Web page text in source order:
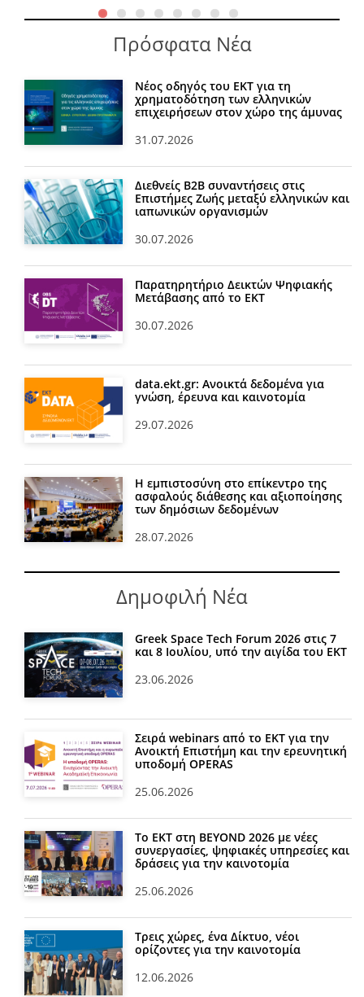
Πρόσφατα Νέα
Νέος οδηγός του ΕΚΤ για τη
χρηματοδότηση των ελληνικών
επιχειρήσεων στον χώρο της άμυνας
31.07.2026
Διεθνείς Β2Β συναντήσεις στις
Επιστήμες Ζωής μεταξύ ελληνικών και
ιαπωνικών οργανισμών
30.07.2026
Παρατηρητήριο Δεικτών Ψηφιακής
Μετάβασης από το ΕΚΤ
30.07.2026
data.ekt.gr: Ανοικτά δεδομένα για
γνώση, έρευνα και καινοτομία
29.07.2026
Η εμπιστοσύνη στο επίκεντρο της
ασφαλούς διάθεσης και αξιοποίησης
των δημόσιων δεδομένων
28.07.2026
Δημοφιλή Νέα
Greek Space Tech Forum 2026 στις 7
και 8 Ιουλίου, υπό την αιγίδα του ΕΚΤ
23.06.2026
Σειρά webinars από το ΕΚΤ για την
Ανοικτή Επιστήμη και την ερευνητική
υποδομή OPERAS
25.06.2026
Το ΕΚΤ στη BEYOND 2026 με νέες
συνεργασίες, ψηφιακές υπηρεσίες και
δράσεις για την καινοτομία
25.06.2026
Τρεις χώρες, ένα Δίκτυο, νέοι
ορίζοντες για την καινοτομία
12.06.2026